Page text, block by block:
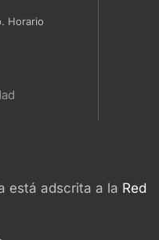
Horario
está adscrita a la Red